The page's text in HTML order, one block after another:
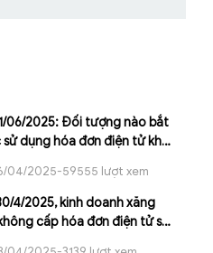
06/2025: Đối tượng nào bắt
sử dụng hóa đơn điện tử khởi
04/2025-59555 lượt xem
4/2025, kinh doanh xăng
cấp hóa đơn điện tử sẽ